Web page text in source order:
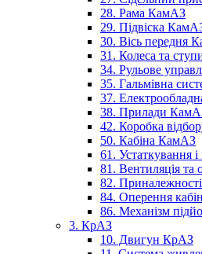
28. Рама КамАЗ
29. Підвіска
30. Вісь передня
31. Колеса та
34. Рульове
35. Гальмівна
37.
38. Прилади
42. Коробка
50. Кабіна КамАЗ
61. Устаткування
81. Вентиляція
82.
84. Оперення
86. Механізм
3. КрАЗ
10. Двигун КрАЗ